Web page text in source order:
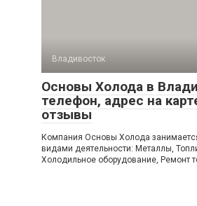
Владивосток
Основы Холода в
телефон, адрес на
отзывы
Компания Основы Холода
видами деятельности: Металлы,
Холодильное оборудование, Ремонт